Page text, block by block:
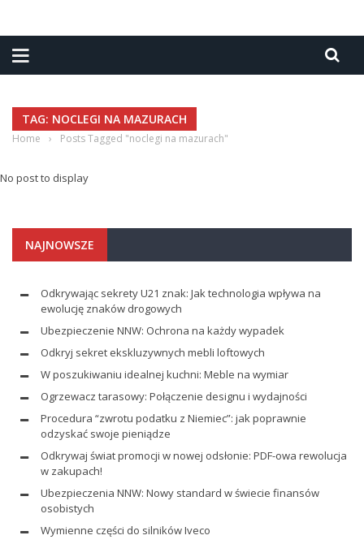
TAG: NOCLEGI NA MAZURACH
Home › Posts Tagged "noclegi na mazurach"
No post to display
NAJNOWSZE
Odkrywając sekrety U21 znak: Jak technologia wpływa na
ewolucję znaków drogowych
Ubezpieczenie NNW: Ochrona na każdy wypadek
Odkryj sekret ekskluzywnych mebli loftowych
W poszukiwaniu idealnej kuchni: Meble na wymiar
Ogrzewacz tarasowy: Połączenie designu i wydajności
Procedura “zwrotu podatku z Niemiec”: jak poprawnie
odzyskać swoje pieniądze
Odkrywaj świat promocji w nowej odsłonie: PDF-owa rewolucja
w zakupach!
Ubezpieczenia NNW: Nowy standard w świecie finansów
osobistych
Wymienne części do silników Iveco